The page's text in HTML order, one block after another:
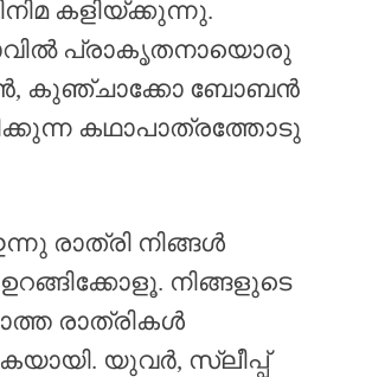
കളിയ്ക്കുന്നു.
പ്രാകൃതനായൊരു
കുഞ്ചാക്കോ ബോബൻ
കഥാപാത്രത്തോടു
രാത്രി നിങ്ങൾ
നിങ്ങളുടെ
രാത്രികൾ
യുവർ, സ്ലീപ്പ്